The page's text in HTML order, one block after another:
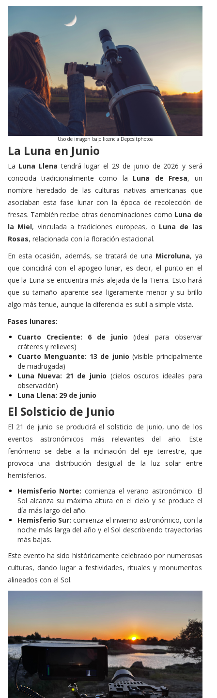
Uso de imagen bajo licencia Depositphotos
La Luna en Junio
La Luna Llena tendrá lugar el 29 de junio de 2026 y será
conocida tradicionalmente como la Luna de Fresa, un
nombre heredado de las culturas nativas americanas que
asociaban esta fase lunar con la época de recolección de
fresas. También recibe otras denominaciones como Luna de
la Miel, vinculada a tradiciones europeas, o Luna de las
Rosas, relacionada con la floración estacional.
En esta ocasión, además, se tratará de una Microluna, ya
que coincidirá con el apogeo lunar, es decir, el punto en el
que la Luna se encuentra más alejada de la Tierra. Esto hará
que su tamaño aparente sea ligeramente menor y su brillo
algo más tenue, aunque la diferencia es sutil a simple vista.
Fases lunares:
Cuarto Creciente: 6 de junio (ideal para observar
cráteres y relieves)
Cuarto Menguante: 13 de junio (visible principalmente
de madrugada)
Luna Nueva: 21 de junio (cielos oscuros ideales para
observación)
Luna Llena: 29 de junio
El Solsticio de Junio
El 21 de junio se producirá el solsticio de junio, uno de los
eventos astronómicos más relevantes del año. Este
fenómeno se debe a la inclinación del eje terrestre, que
provoca una distribución desigual de la luz solar entre
hemisferios.
Hemisferio Norte: comienza el verano astronómico. El
Sol alcanza su máxima altura en el cielo y se produce el
día más largo del año.
Hemisferio Sur: comienza el invierno astronómico, con la
noche más larga del año y el Sol describiendo trayectorias
más bajas.
Este evento ha sido históricamente celebrado por numerosas
culturas, dando lugar a festividades, rituales y monumentos
alineados con el Sol.